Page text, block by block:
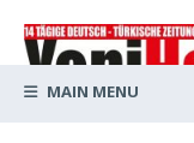
MAIN MENU